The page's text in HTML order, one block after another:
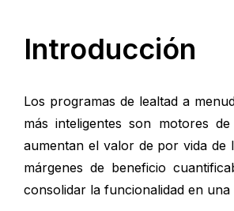
Introducción
Los programas de lealtad a
más inteligentes son motores
aumentan el valor de por vida de
márgenes de beneficio
consolidar la funcionalidad en